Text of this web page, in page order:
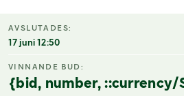
AVSLUTADES:
17 juni 12:50
VINNANDE BUD:
{bid, number,